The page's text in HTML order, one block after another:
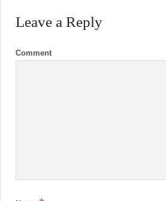
Leave a Reply
Comment